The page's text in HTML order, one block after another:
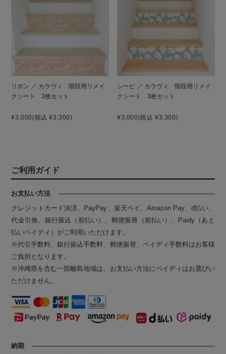
リボン ／ カラヴィ 階段用リメイ
クシート 3枚セット
¥3,000(税込 ¥3,300)
シーピ ／ カラヴィ 階段用リメイ
クシート 3枚セット
¥3,000(税込 ¥3,300)
ご利用ガイド
お支払い方法
クレジットカード決済、PayPay、楽天ペイ、Amazon Pay、d払い、
代金引換、銀行振込（前払い）、郵便振替（前払い）、Paidy（あと
払いペイディ）がご利用いただけます。
※代引手数料、銀行振込手数料、郵便振替、ペイディ手数料はお客様
ご負担となります。
※沖縄県を含む一部離島地域は、お支払い方法にペイディはお選びい
ただけません。
納期